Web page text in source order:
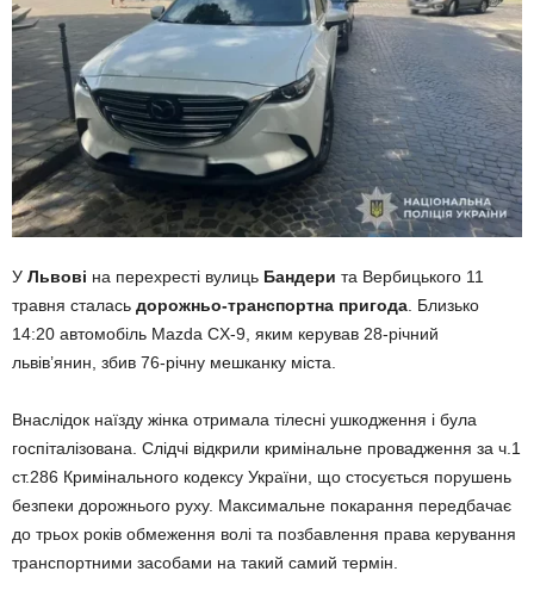
У Львові на перехресті вулиць Бандери та Вербицького 11
травня сталась дорожньо-транспортна пригода . Близько
14:20 автомобіль Mazda CX-9, яким керував 28-річний
львів’янин, збив 76-річну мешканку міста.
Внаслідок наїзду жінка отримала тілесні ушкодження і була
госпіталізована. Слідчі відкрили кримінальне провадження за ч.1
ст.286 Кримінального кодексу України, що стосується порушень
безпеки дорожнього руху. Максимальне покарання передбачає
до трьох років обмеження волі та позбавлення права керування
транспортними засобами на такий самий термін.